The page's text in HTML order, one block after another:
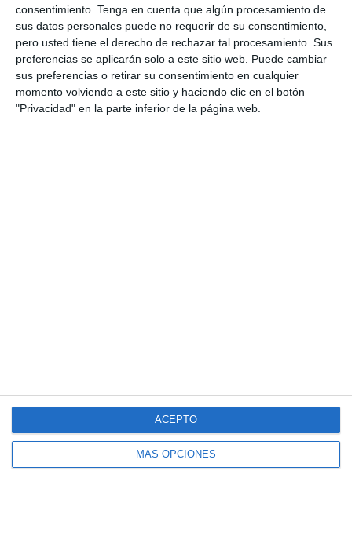
consentimiento. Tenga en cuenta que algún procesamiento de
sus datos personales puede no requerir de su consentimiento,
pero usted tiene el derecho de rechazar tal procesamiento. Sus
preferencias se aplicarán solo a este sitio web. Puede cambiar
sus preferencias o retirar su consentimiento en cualquier
momento volviendo a este sitio y haciendo clic en el botón
"Privacidad" en la parte inferior de la página web.
MÁS OPCIONES
ACEPTO
Osteopatía Estructural
Osteopatía Infantil
Osteopatía Visceral
Rehabilitación
Técnica Miofascial
Masaje Deportivo
Osteopatía Craneal
Osteopatía Estructural